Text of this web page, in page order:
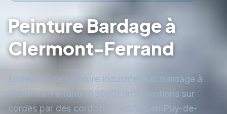
Peinture Bardage à
Clermont-Ferrand
Entreprise de peinture industrielle et bardage à
Clermont-Ferrand (63000). Interventions sur
cordes par des cordistes certifiés en Puy-de-